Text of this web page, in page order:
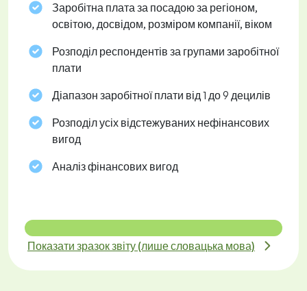
Заробітна плата за посадою за регіоном,
освітою, досвідом, розміром компанії, віком
Розподіл респондентів за групами заробітної
плати
Діапазон заробітної плати від 1 до 9 децилів
Розподіл усіх відстежуваних нефінансових
вигод
Аналіз фінансових вигод
Показати зразок звіту (лише словацька мова)